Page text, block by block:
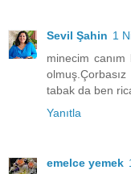
Sevil Şahin 1
minecim
tabak da ben
Yanıtla
emelce yemek